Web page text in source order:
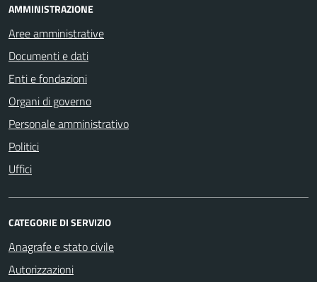
AMMINISTRAZIONE
Aree amministrative
Documenti e dati
Enti e fondazioni
Organi di governo
Personale amministrativo
Politici
Uffici
CATEGORIE DI SERVIZIO
Anagrafe e stato civile
Autorizzazioni